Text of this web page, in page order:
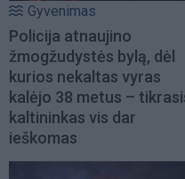
Gyvenimas
Policija atnaujino
žmogžudystės bylą, dėl
kurios nekaltas vyras
kalėjo 38 metus –
kaltininkas vis dar
ieškomas